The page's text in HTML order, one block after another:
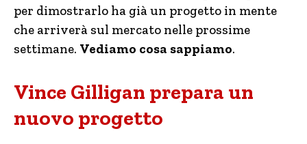
per dimostrarlo ha già un progetto in mente
che arriverà sul mercato nelle prossime
settimane. Vediamo cosa sappiamo.
Vince Gilligan prepara un
nuovo progetto